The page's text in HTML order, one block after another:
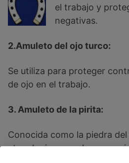
el trabajo y
negativas.
2.Amuleto del ojo turco:
Se utiliza para proteger
de ojo en el trabajo.
3. Amuleto de la pirita:
Conocida como la piedra
atrae la riqueza y la